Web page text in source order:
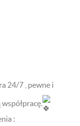
24/7 , pewne i
: